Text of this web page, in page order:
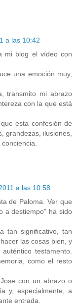
a las 10:42
mi blog el vídeo con
una emoción muy,
transmito mi abrazo
con la que está
esta confesión de
grandezas, ilusiones,
a las 10:58
de Paloma. Ver que
a destiempo" ha sido
tan significativo, tan
las cosas bien, y
testamento.
como el resto
con un abrazo o
y, especialmente, a
entrada.